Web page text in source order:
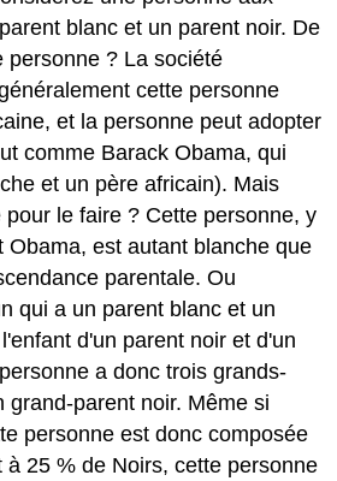
blanc et un parent noir. De
personne ? La société
cette personne
et la personne peut adopter
comme Barack Obama, qui
et un père africain). Mais
le faire ? Cette personne, y
Obama, est autant blanche que
parentale. Ou
qui a un parent blanc et un
d'un parent noir et d'un
a donc trois grands-
grand-parent noir. Même si
personne est donc composée
à 25 % de Noirs, cette personne